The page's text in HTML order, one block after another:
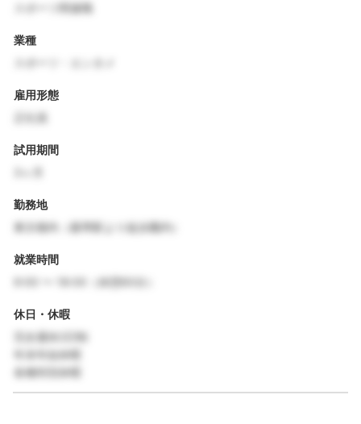
スポーツ関連職
業種
雇用形態
試用期間
勤務地
東京都内（最寄駅より徒歩圏内）
就業時間
9:00 〜 18:00（休憩60分）
休日・休暇
完全週休2日制
年末年始休暇
各種特別休暇